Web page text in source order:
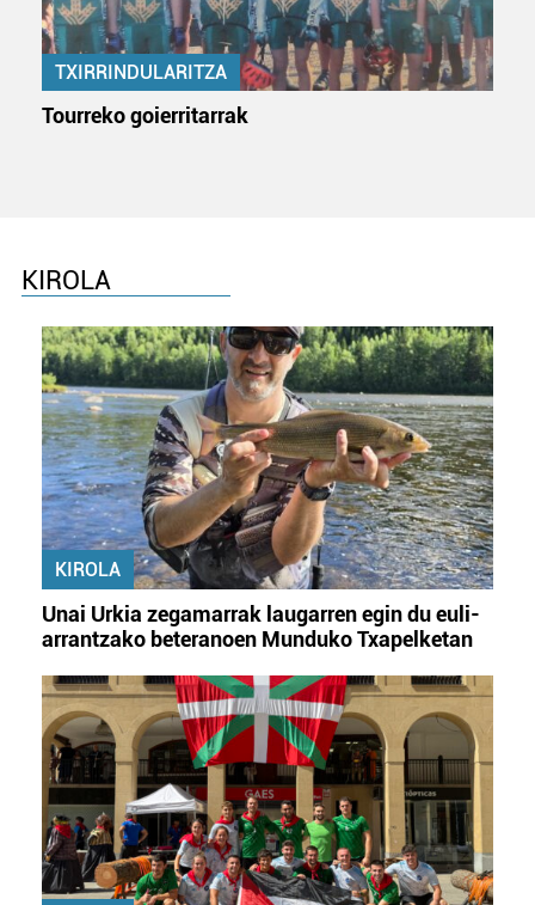
TXIRRINDULARITZA
Tourreko goierritarrak
KIROLA
KIROLA
Unai Urkia zegamarrak laugarren egin du euli-
arrantzako beteranoen Munduko Txapelketan